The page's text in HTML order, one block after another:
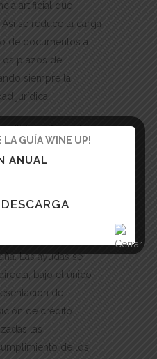
artificial que
se reduce la carga
de documentos a
plazos de
siempre la
jurídica.
y fomentar las
con entidades
Registradores, la
Las ayudas se
bajo el único
de
de crédito
las
de los
LA GUÍA WINE UP!
ANUAL